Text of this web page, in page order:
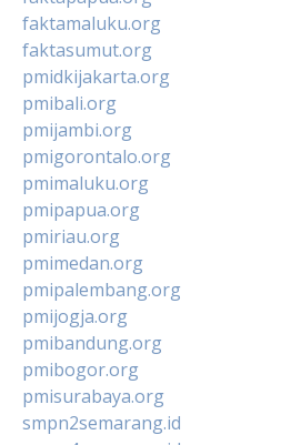
faktamaluku.org
faktasumut.org
pmidkijakarta.org
pmibali.org
pmijambi.org
pmigorontalo.org
pmimaluku.org
pmipapua.org
pmiriau.org
pmimedan.org
pmipalembang.org
pmijogja.org
pmibandung.org
pmibogor.org
pmisurabaya.org
smpn2semarang.id